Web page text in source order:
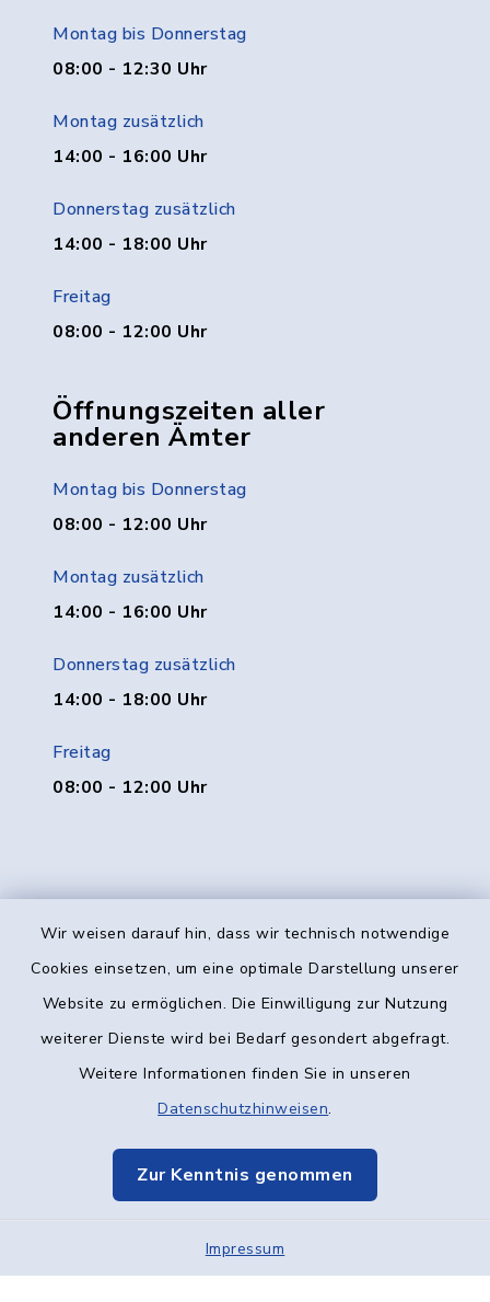
Wir weisen darauf hin, dass wir technisch notwendige
Cookies einsetzen, um eine optimale Darstellung unserer
Website zu ermöglichen. Die Einwilligung zur Nutzung
weiterer Dienste wird bei Bedarf gesondert abgefragt.
Weitere Informationen finden Sie in unseren
Datenschutzhinweisen.
Zur Kenntnis genommen
Impressum
Montag bis Donnerstag
08:00 - 12:30 Uhr
Montag zusätzlich
14:00 - 16:00 Uhr
Donnerstag zusätzlich
14:00 - 18:00 Uhr
Freitag
08:00 - 12:00 Uhr
Öffnungszeiten aller
anderen Ämter
Montag bis Donnerstag
08:00 - 12:00 Uhr
Montag zusätzlich
14:00 - 16:00 Uhr
Donnerstag zusätzlich
14:00 - 18:00 Uhr
Freitag
08:00 - 12:00 Uhr
Kontakt
Datenschutz
Elektronische Kommunikation
Sitemap